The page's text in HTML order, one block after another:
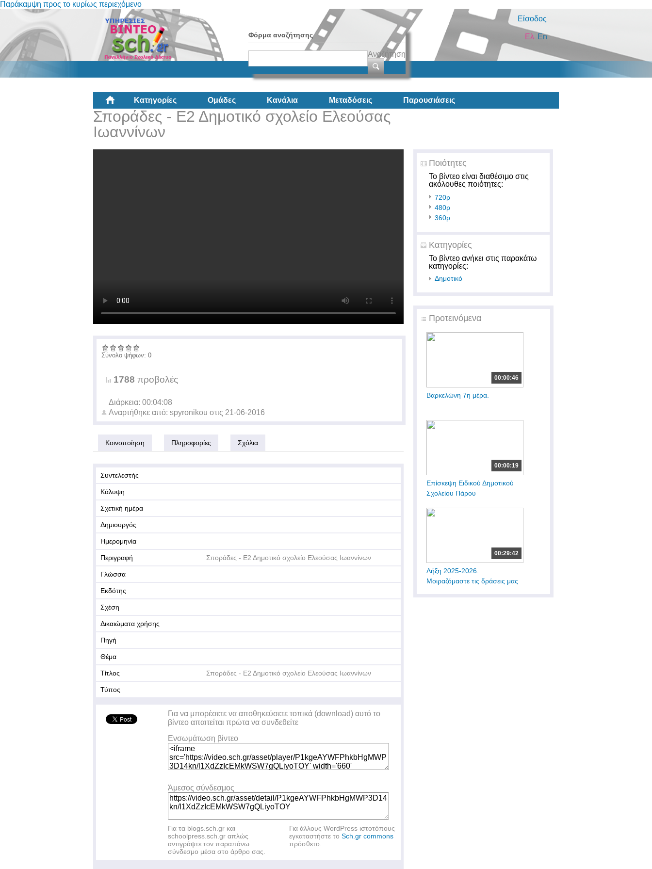
Παράκαμψη προς το κυρίως περιεχόμενο
Είσοδος
Φόρμα αναζήτησης
Αναζήτηση
En
Ελ
Κατηγορίες Ομάδες Κανάλια Μεταδόσεις Παρουσιάσεις
Σποράδες - Ε2 Δημοτικό σχολείο Ελεούσας
Ιωαννίνων
Ποιότητες
Το βίντεο είναι διαθέσιμο στις
ακόλουθες ποιότητες:
720p
480p
360p
Κατηγορίες
Το βίντεο ανήκει στις παρακάτω
κατηγορίες:
Δημοτικό
Προτεινόμενα
00:00:46
Βαρκελώνη 7η μέρα.
00:00:19
Επίσκεψη Ειδικού Δημοτικού
Σχολείου Πάρου
00:29:42
Λήξη 2025-2026.
Μοιραζόμαστε τις δράσεις μας
Σύνολο ψήφων: 0
1788 προβολές
Διάρκεια: 00:04:08
Αναρτήθηκε από: spyronikou στις 21-06-2016
Κοινοποίηση Πληροφορίες Σχόλια
Συντελεστής
Κάλυψη
Σχετική ημέρα
Δημιουργός
Ημερομηνία
Περιγραφή Σποράδες - Ε2 Δημοτικό σχολείο Ελεούσας Ιωαννίνων
Γλώσσα
Εκδότης
Σχέση
Δικαιώματα χρήσης
Πηγή
Θέμα
Τίτλος Σποράδες - Ε2 Δημοτικό σχολείο Ελεούσας Ιωαννίνων
Τύπος
Για να μπορέσετε να αποθηκεύσετε τοπικά (download) αυτό το
βίντεο απαιτείται πρώτα να συνδεθείτε
Ενσωμάτωση βίντεο
Άμεσος σύνδεσμος
Για τα blogs.sch.gr και
schoolpress.sch.gr απλώς
αντιγράψτε τον παραπάνω
σύνδεσμο μέσα στο άρθρο σας.
Για άλλους WordPress ιστοτόπους
εγκαταστήστε το Sch.gr commons
πρόσθετο.